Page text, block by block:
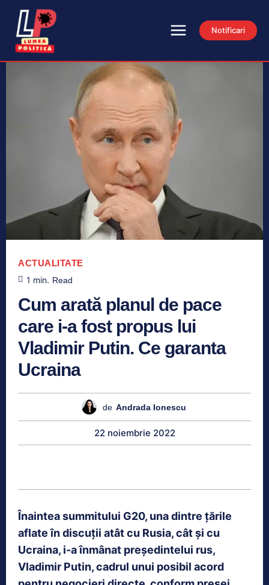
Notificari
ACTUALITATE
1 min. Read
Cum arată planul de pace
care i-a fost propus lui
Vladimir Putin. Ce garanta
Ucraina
de Andrada Ionescu
22 noiembrie 2022
Înaintea summitului G20, una dintre țările
aflate în discuții atât cu Rusia, cât și cu
Ucraina, i-a înmânat președintelui rus,
Vladimir Putin, cadrul unui posibil acord